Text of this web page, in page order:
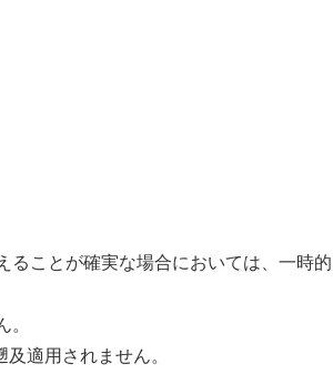
ことが確実な場合においては、一時的
適用されません。